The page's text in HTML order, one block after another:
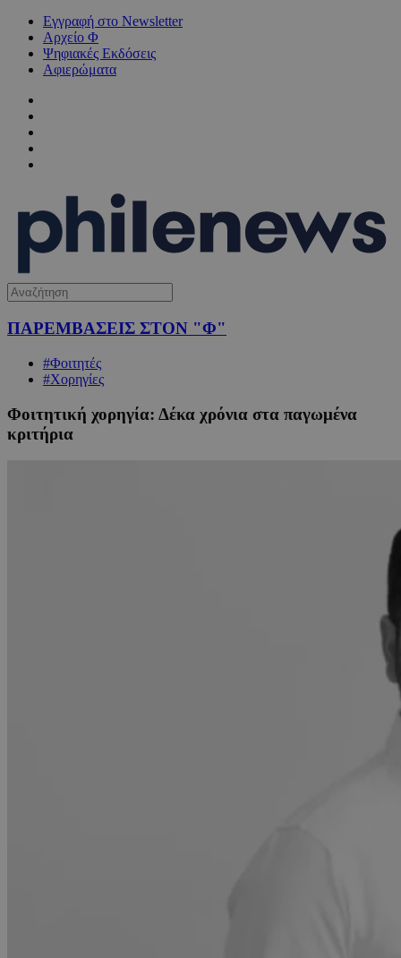
Εγγραφή στο Newsletter
Αρχείο Φ
Ψηφιακές Εκδόσεις
Αφιερώματα
ΠΑΡΕΜΒΑΣΕΙΣ ΣΤΟΝ "Φ"
#Φοιτητές
#Χορηγίες
Φοιτητική χορηγία: Δέκα χρόνια στα παγωμένα
κριτήρια